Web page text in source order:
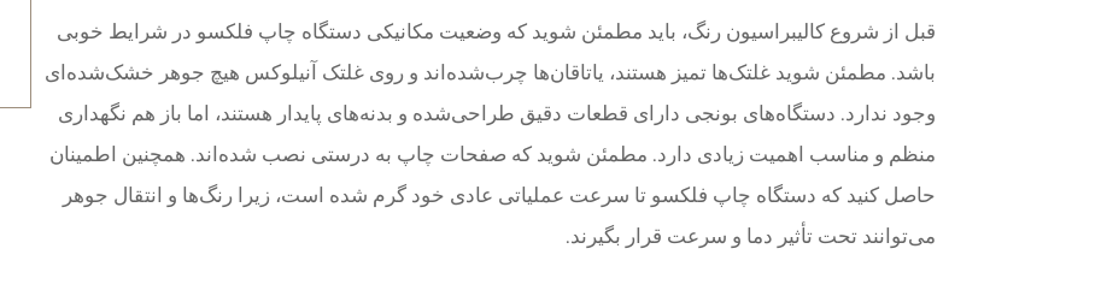
قبل از شروع کالیبراسیون رنگ، باید مطمئن شوید که وضعیت مکانیکی دستگاه چاپ فلکسو در شرایط خوبی
باشد. مطمئن شوید غلتک‌ها تمیز هستند، یاتاقان‌ها چرب‌شده‌اند و روی غلتک آنیلوکس هیچ جوهر خشک‌شده‌ای
وجود ندارد. دستگاه‌های بونجی دارای قطعات دقیق طراحی‌شده و بدنه‌های پایدار هستند، اما باز هم نگهداری
منظم و مناسب اهمیت زیادی دارد. مطمئن شوید که صفحات چاپ به درستی نصب شده‌اند. همچنین اطمینان
حاصل کنید که دستگاه چاپ فلکسو تا سرعت عملیاتی عادی خود گرم شده است، زیرا رنگ‌ها و انتقال جوهر
می‌توانند تحت تأثیر دما و سرعت قرار بگیرند.